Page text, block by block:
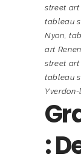
street art
tableau
Nyon
art
street art
tableau
: